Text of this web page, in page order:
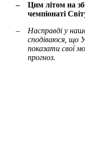
–
Цим літом на
чемпіонаті
–
Насправді у
сподіваюся, що
показати свої
прогноз.